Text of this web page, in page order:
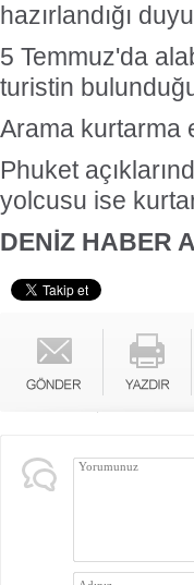
hazırlandığı
5 Temmuz'da
turistin
Arama kurtarma
Phuket
yolcusu ise
DENİZ HABER